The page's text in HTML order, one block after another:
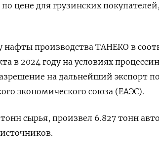
цене для грузинских
нафты производства ТАНЕКО в
в 2024 году на условиях
на дальнейший экспорт
экономического союза (ЕАЭС).
сырья, произвел 6.827 тонн